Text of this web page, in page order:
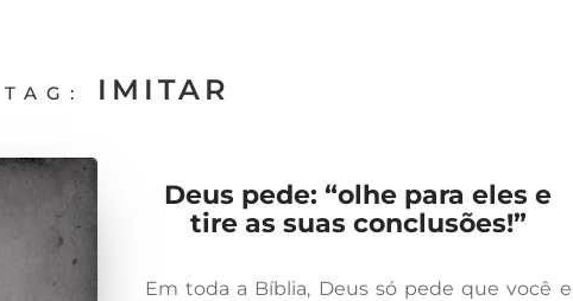
TAG: IMITAR
Deus pede: “olhe para eles e
tire as suas conclusões!”
Em toda a Bíblia, Deus só pede que você e